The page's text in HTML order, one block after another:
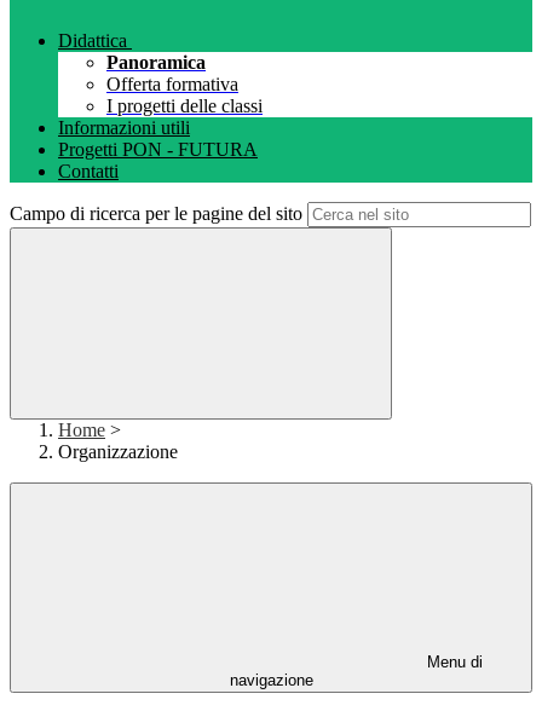
Didattica
Panoramica
Offerta formativa
I progetti delle classi
Informazioni utili
Progetti PON - FUTURA
Contatti
Campo di ricerca per le pagine del sito
Home >
Organizzazione
Menu di
navigazione